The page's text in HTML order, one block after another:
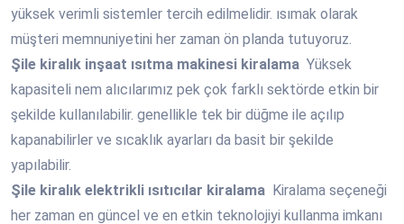
yüksek verimli sistemler tercih edilmelidir. ısımak olarak
müşteri memnuniyetini her zaman ön planda tutuyoruz.
Şile kiralık inşaat ısıtma makinesi kiralama Yüksek
kapasiteli nem alıcılarımız pek çok farklı sektörde etkin bir
şekilde kullanılabilir. genellikle tek bir düğme ile açılıp
kapanabilirler ve sıcaklık ayarları da basit bir şekilde
yapılabilir.
Şile kiralık elektrikli ısıtıcılar kiralama Kiralama seçeneği
her zaman en güncel ve en etkin teknolojiyi kullanma imkanı